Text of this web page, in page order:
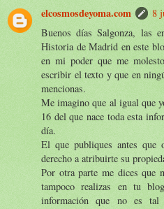
elcosmosdeyoma.com
8
Buenos días Salgonza, las
Historia de Madrid en este
en mi poder que me
escribir el texto y que en
mencionas.
Me imagino que al igual que
16 del que nace toda esta
día.
El que publiques antes que
derecho a atribuirte su
Por otra parte me dices que
tampoco realizas en tu
información que no es